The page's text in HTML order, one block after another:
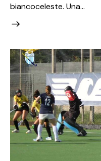
biancoceleste. Una…